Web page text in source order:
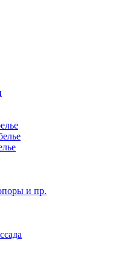
и пр.